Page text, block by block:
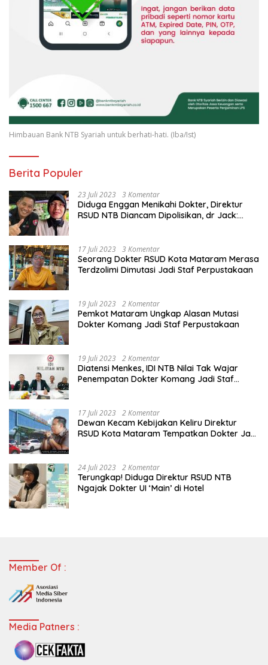
Himbauan Bank NTB Syariah untuk berhati-hati. (Iba/Ist)
Berita Populer
23 Juli 2023 3 Komentar
Diduga Enggan Menikahi Dokter, Direktur
RSUD NTB Diancam Dipolisikan, dr Jack:
17 Juli 2023 3 Komentar
Seorang Dokter RSUD Kota Mataram Merasa
Terdzolimi Dimutasi Jadi Staf Perpustakaan
19 Juli 2023 2 Komentar
Pemkot Mataram Ungkap Alasan Mutasi
Dokter Komang Jadi Staf Perpustakaan
19 Juli 2023 2 Komentar
Diatensi Menkes, IDI NTB Nilai Tak Wajar
Penempatan Dokter Komang Jadi Staf
17 Juli 2023 2 Komentar
Dewan Kecam Kebijakan Keliru Direktur
RSUD Kota Mataram Tempatkan Dokter Jadi
24 Juli 2023 2 Komentar
Terungkap! Diduga Direktur RSUD NTB
Ngajak Dokter UI ‘Main’ di Hotel
Member Of :
Media Patners :